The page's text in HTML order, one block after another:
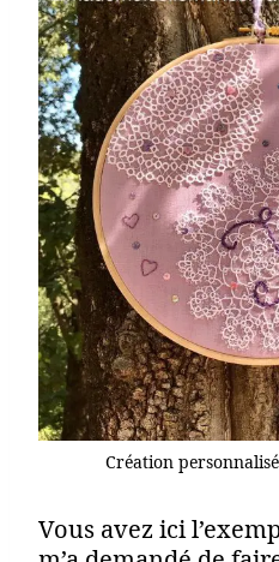
Création
Vous avez ici